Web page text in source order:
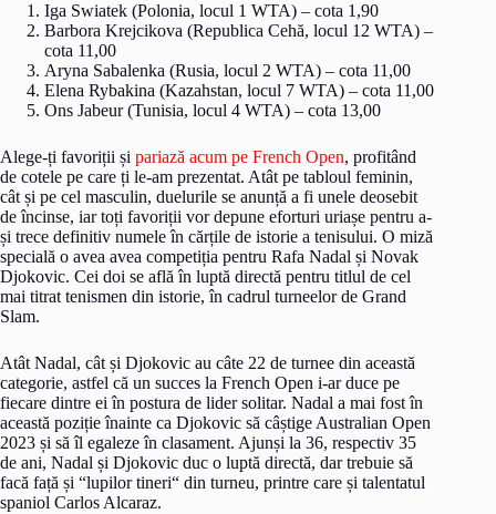
Iga Swiatek (Polonia, locul 1 WTA) – cota 1,90
Barbora Krejcikova (Republica Cehă, locul 12 WTA) –
cota 11,00
Aryna Sabalenka (Rusia, locul 2 WTA) – cota 11,00
Elena Rybakina (Kazahstan, locul 7 WTA) – cota 11,00
Ons Jabeur (Tunisia, locul 4 WTA) – cota 13,00
Alege-ți favoriții și pariază acum pe French Open, profitând
de cotele pe care ți le-am prezentat. Atât pe tabloul feminin,
cât și pe cel masculin, duelurile se anunță a fi unele deosebit
de încinse, iar toți favoriții vor depune eforturi uriașe pentru a-
și trece definitiv numele în cărțile de istorie a tenisului. O miză
specială o avea avea competiția pentru Rafa Nadal și Novak
Djokovic. Cei doi se află în luptă directă pentru titlul de cel
mai titrat tenismen din istorie, în cadrul turneelor de Grand
Slam.
Atât Nadal, cât și Djokovic au câte 22 de turnee din această
categorie, astfel că un succes la French Open i-ar duce pe
fiecare dintre ei în postura de lider solitar. Nadal a mai fost în
această poziție înainte ca Djokovic să câștige Australian Open
2023 și să îl egaleze în clasament. Ajunși la 36, respectiv 35
de ani, Nadal și Djokovic duc o luptă directă, dar trebuie să
facă față și “lupilor tineri“ din turneu, printre care și talentatul
spaniol Carlos Alcaraz.